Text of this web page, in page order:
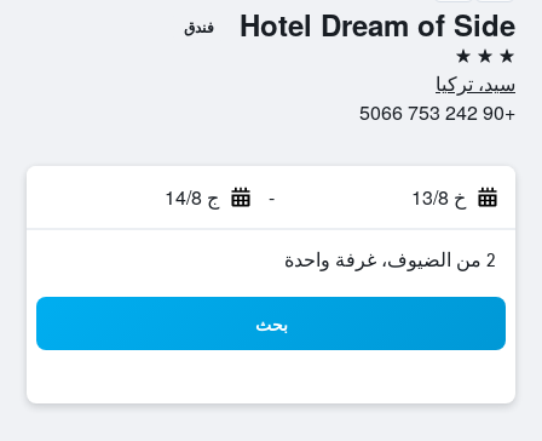
Hotel Dream of Side فندق
3 نجوم
سيد، تركيا
+90 242 753 5066
خ 13/8 - ج 14/8
2 من الضيوف، غرفة واحدة
بحث